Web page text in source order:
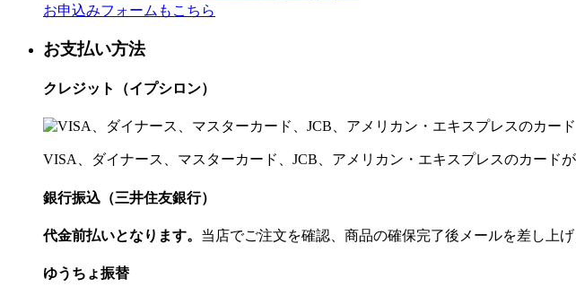
お申込みフォームもこちら
お支払い方法
クレジット（イプシロン）
VISA、ダイナース、マスターカード、JCB、アメリカン・エキスプレスのカードが
銀行振込（三井住友銀行）
代金前払いとなります。 当店でご注文を確認、商品の確保完了後メールを差し上
ゆうちょ振替